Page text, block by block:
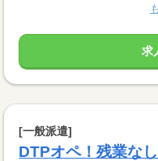
求
[一般派遣]
DTPオペ！残業な